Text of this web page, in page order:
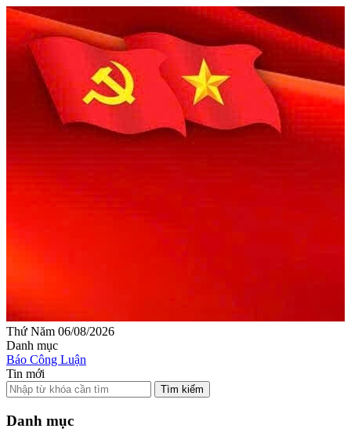
Thứ Năm 06/08/2026
Danh mục
Báo Công Luận
Tin mới
Tìm kiếm
Danh mục